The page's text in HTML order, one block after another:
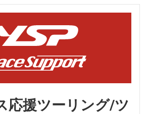
応援ツーリング/ツ